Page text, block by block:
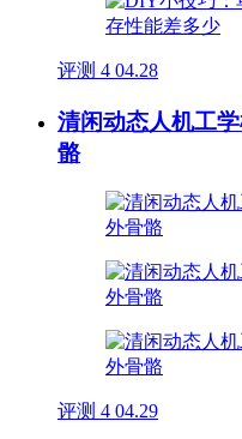
评测 4 04.28
清闲动态人机工
骼
评测 4 04.29